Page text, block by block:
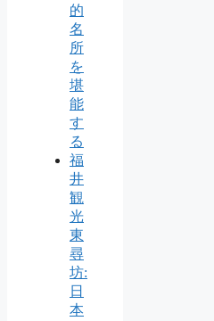
的
名
所
を
堪
能
す
る
福
井
観
光
東
尋
坊:
日
本